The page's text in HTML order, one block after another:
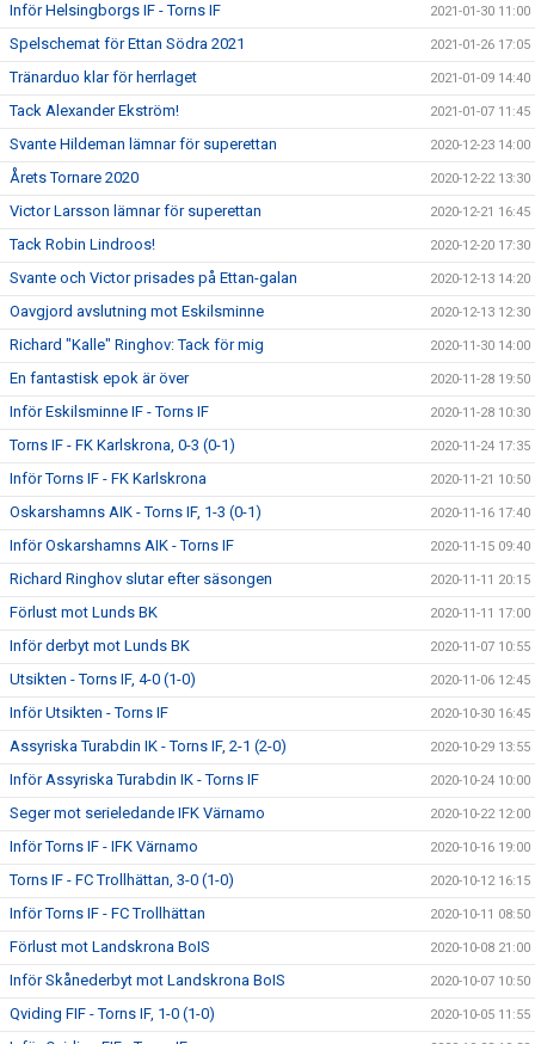
Inför Helsingborgs IF - Torns IF 2021-01-30 11:00
Spelschemat för Ettan Södra 2021 2021-01-26 17:05
Tränarduo klar för herrlaget 2021-01-09 14:40
Tack Alexander Ekström! 2021-01-07 11:45
Svante Hildeman lämnar för superettan 2020-12-23 14:00
Årets Tornare 2020 2020-12-22 13:30
Victor Larsson lämnar för superettan 2020-12-21 16:45
Tack Robin Lindroos! 2020-12-20 17:30
Svante och Victor prisades på Ettan-galan 2020-12-13 14:20
Oavgjord avslutning mot Eskilsminne 2020-12-13 12:30
Richard "Kalle" Ringhov: Tack för mig 2020-11-30 14:00
En fantastisk epok är över 2020-11-28 19:50
Inför Eskilsminne IF - Torns IF 2020-11-28 10:30
Torns IF - FK Karlskrona, 0-3 (0-1) 2020-11-24 17:35
Inför Torns IF - FK Karlskrona 2020-11-21 10:50
Oskarshamns AIK - Torns IF, 1-3 (0-1) 2020-11-16 17:40
Inför Oskarshamns AIK - Torns IF 2020-11-15 09:40
Richard Ringhov slutar efter säsongen 2020-11-11 20:15
Förlust mot Lunds BK 2020-11-11 17:00
Inför derbyt mot Lunds BK 2020-11-07 10:55
Utsikten - Torns IF, 4-0 (1-0) 2020-11-06 12:45
Inför Utsikten - Torns IF 2020-10-30 16:45
Assyriska Turabdin IK - Torns IF, 2-1 (2-0) 2020-10-29 13:55
Inför Assyriska Turabdin IK - Torns IF 2020-10-24 10:00
Seger mot serieledande IFK Värnamo 2020-10-22 12:00
Inför Torns IF - IFK Värnamo 2020-10-16 19:00
Torns IF - FC Trollhättan, 3-0 (1-0) 2020-10-12 16:15
Inför Torns IF - FC Trollhättan 2020-10-11 08:50
Förlust mot Landskrona BoIS 2020-10-08 21:00
Inför Skånederbyt mot Landskrona BoIS 2020-10-07 10:50
Qviding FIF - Torns IF, 1-0 (1-0) 2020-10-05 11:55